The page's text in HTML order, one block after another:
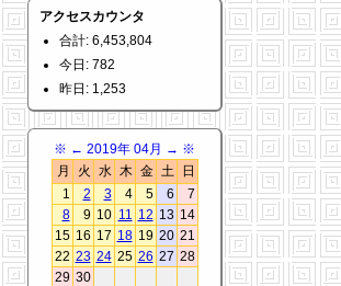
アクセスカウンタ
合計: 6,453,804
今日: 782
昨日: 1,253
※ ← 2019年 04月 → ※
月
火 水 木 金 土
日
1
2 3 4 5 6
7
8
9 10 11 12 13 14
15 16 17 18 19 20 21
22 23 24 25 26 27 28
29 30